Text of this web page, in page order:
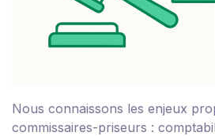
Nous connaissons les enjeux
commissaires-priseurs :